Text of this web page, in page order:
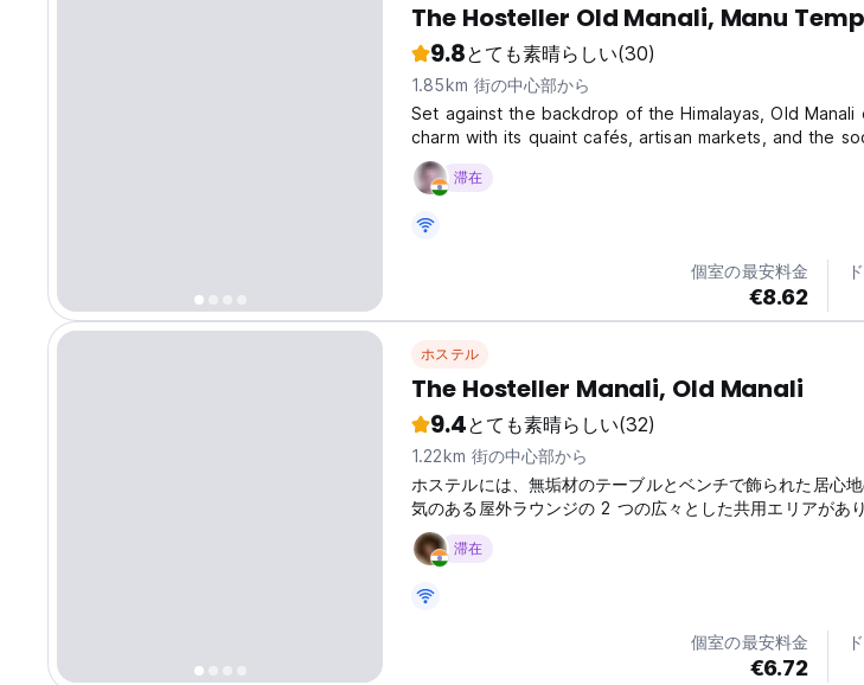
The Hosteller Old Manali, Manu
9.8とても素晴らしい(30)
1.85km 街の中心部から
Set against the backdrop of the Himalayas, Old Manali
charm with its quaint cafés, artisan markets, and the
Beas River. Just a short walk from the historic Manu
neighborhood offers a perfect balance of adventure...
滞在
個室の最安料金
€8.62
ホステル
The Hosteller Manali, Old Manali
9.4とても素晴らしい(32)
1.22km 街の中心部から
ホステルには、無垢材のテーブルとベンチで飾られた居心
気のある屋外ラウンジの 2 つの広々とした共用エリアがあり
滞在
個室の最安料金
€6.72